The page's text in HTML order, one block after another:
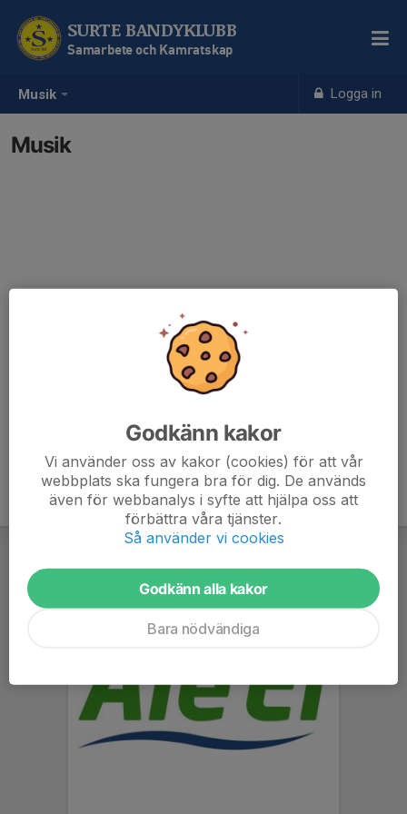
Musik Logga in
SURTE BANDYKLUBB
Samarbete och Kamratskap
Musik
Godkänn kakor
Vi använder oss av kakor (cookies) för att vår
webbplats ska fungera bra för dig. De används
även för webbanalys i syfte att hjälpa oss att
förbättra våra tjänster.
Så använder vi cookies
Godkänn alla kakor
Bara nödvändiga